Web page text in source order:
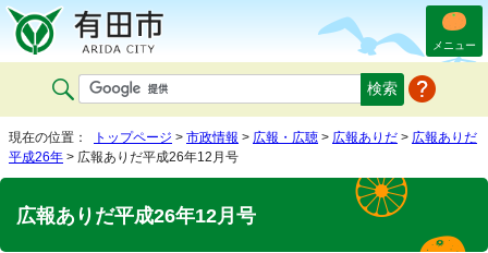
メニュー
現在の位置： トップページ > 市政情報 > 広報・広聴 > 広報ありだ > 広報ありだ
平成26年 > 広報ありだ平成26年12月号
広報ありだ平成26年12月号